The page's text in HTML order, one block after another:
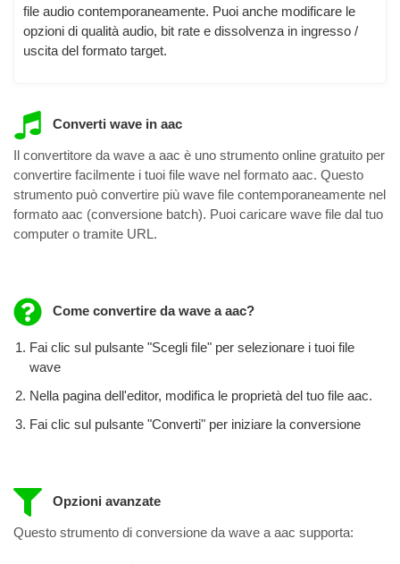
file audio contemporaneamente. Puoi anche modificare le
opzioni di qualità audio, bit rate e dissolvenza in ingresso /
uscita del formato target.
Converti wave in aac
Il convertitore da wave a aac è uno strumento online gratuito per
convertire facilmente i tuoi file wave nel formato aac. Questo
strumento può convertire più wave file contemporaneamente nel
formato aac (conversione batch). Puoi caricare wave file dal tuo
computer o tramite URL.
Come convertire da wave a aac?
Fai clic sul pulsante "Scegli file" per selezionare i tuoi file
wave
Nella pagina dell'editor, modifica le proprietà del tuo file aac.
Fai clic sul pulsante "Converti" per iniziare la conversione
Opzioni avanzate
Questo strumento di conversione da wave a aac supporta: